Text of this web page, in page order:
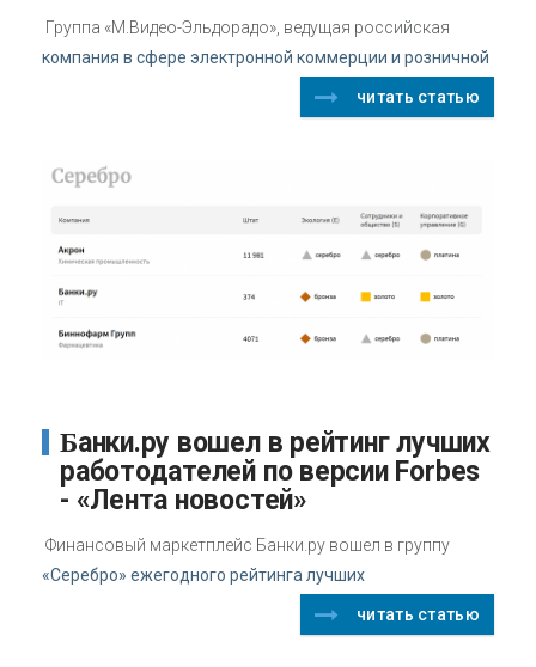
Группа «М.Видео-Эльдорадо», ведущая российская
компания в сфере электронной коммерции и розничной
читать статью
Банки.ру вошел в рейтинг лучших
работодателей по версии Forbes
- «Лента новостей»
Финансовый маркетплейс Банки.ру вошел в группу
«Серебро» ежегодного рейтинга лучших
читать статью